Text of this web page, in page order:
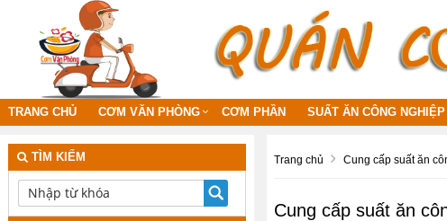
TRANG CHỦ CƠM VĂN PHÒNG CƠM PHẦN SUẤT ĂN CÔNG NGHIỆP
Trang chủ Cung cấp suất ăn
Cung cấp suất ăn
TÌM KIẾM